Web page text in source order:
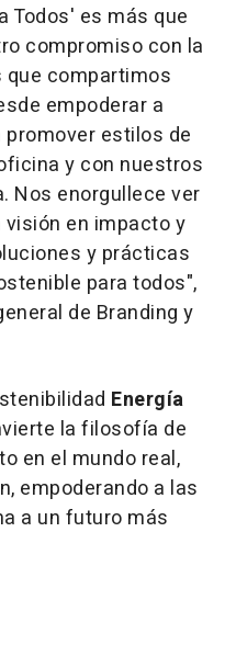
Todos' es más que
compromiso con la
compartimos
empoderar a
estilos de
y con nuestros
Nos enorgullece ver
en impacto y
y prácticas
para todos",
de Branding y
Energía
la filosofía de
en el mundo real,
empoderando a las
a un futuro más